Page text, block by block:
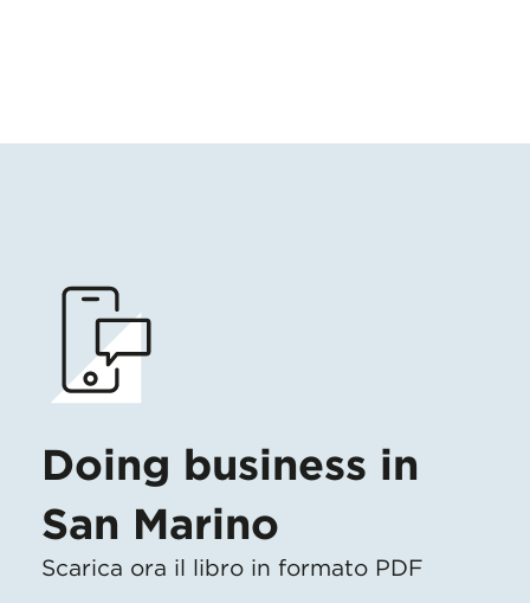
Doing business in
San Marino
Scarica ora il libro in formato PDF